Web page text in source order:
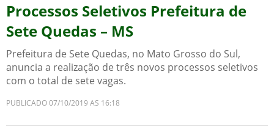
Processos Seletivos Prefeitura de
Sete Quedas – MS
Prefeitura de Sete Quedas, no Mato Grosso do Sul,
anuncia a realização de três novos processos seletivos
com o total de sete vagas.
PUBLICADO 07/10/2019 AS 16:18